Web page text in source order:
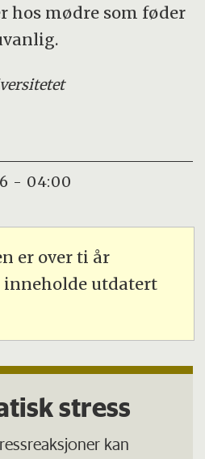
hos mødre som føder
- 04:00
er over ti år
utdatert
stress
kan